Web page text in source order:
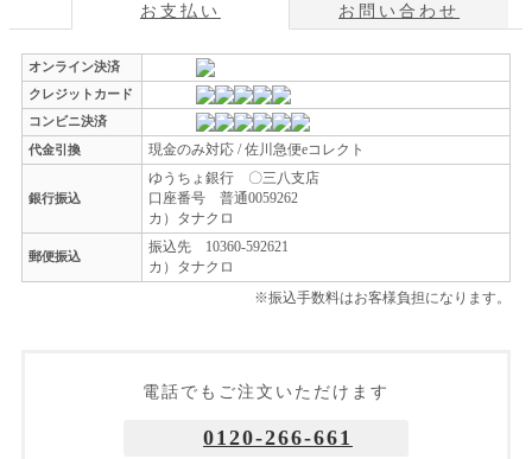
お支払い お問い合わせ
オンライン決済
クレジットカード
コンビニ決済
代金引換
現金のみ対応 / 佐川急便eコレクト
銀行振込
ゆうちょ銀行 〇三八支店
口座番号 普通0059262
カ）タナクロ
郵便振込
振込先 10360-592621
カ）タナクロ
※振込手数料はお客様負担になります。
電話でもご注文いただけます
0120-266-661